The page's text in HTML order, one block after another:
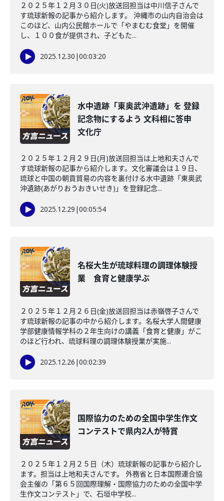
２０２５年１２月３０日(火)放送回担当は中川信子さんで
す琉球新報の記事から紹介します。 沖縄市の山内自治会は
このほど、山内公民館ホールで「やまむむ食堂」を開催
し、１００食が提供され、子どもた...
2025.12.30 |00:03:20
水中遺跡「東奥武沖遺跡」を 登録
記念物にするよう 文科相に答申
文化庁
２０２５年１２月２９日(月)放送回担当は上地和夫さんで
す琉球新報の記事から紹介します。文化審議会は１９日、
琉球と中国の朝貢貿易の内容を裏付ける水中遺跡「東奥武
沖遺跡(あがりおうおきいせき)」を登録記念...
2025.12.29 |00:05:54
名桜大生が琉球料理の調理体験授
業 食育と健康学ぶ
２０２５年１２月２６日(金)放送回担当は赤嶺啓子さんで
す琉球新報の記事の中から紹介します。名桜大学人間健康
学部健康情報学科の２年生向けの講義「食育と健康」がこ
のほど行われ、琉球料理の調理体験授業が実施...
2025.12.26 |00:02:39
国際協力のための全国中学生作文
コンテストで県内2人が特賞
２０２５年１２月２５日（木）琉球新報の記事から紹介し
ます。担当は上地和夫さんです。 外務省と日本国際連合協
会主催の「第６５回国際理解・国際協力のための全国中学
生作文コンテスト」で、石垣中学校...